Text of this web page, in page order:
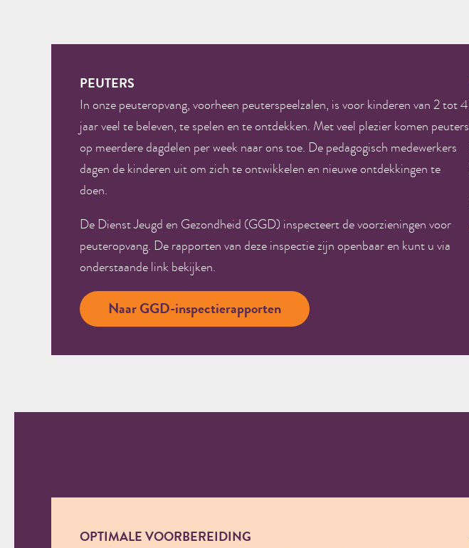
PEUTERS
In onze peuteropvang, voorheen peuterspeelzalen, is voor kinderen van 2 tot 4
jaar veel te beleven, te spelen en te ontdekken. Met veel plezier komen peuters
op meerdere dagdelen per week naar ons toe. De pedagogisch medewerkers
dagen de kinderen uit om zich te ontwikkelen en nieuwe ontdekkingen te
doen.
De Dienst Jeugd en Gezondheid (GGD) inspecteert de voorzieningen voor
peuteropvang. De rapporten van deze inspectie zijn openbaar en kunt u via
onderstaande link bekijken.
Naar GGD-inspectierapporten
OPTIMALE VOORBEREIDING